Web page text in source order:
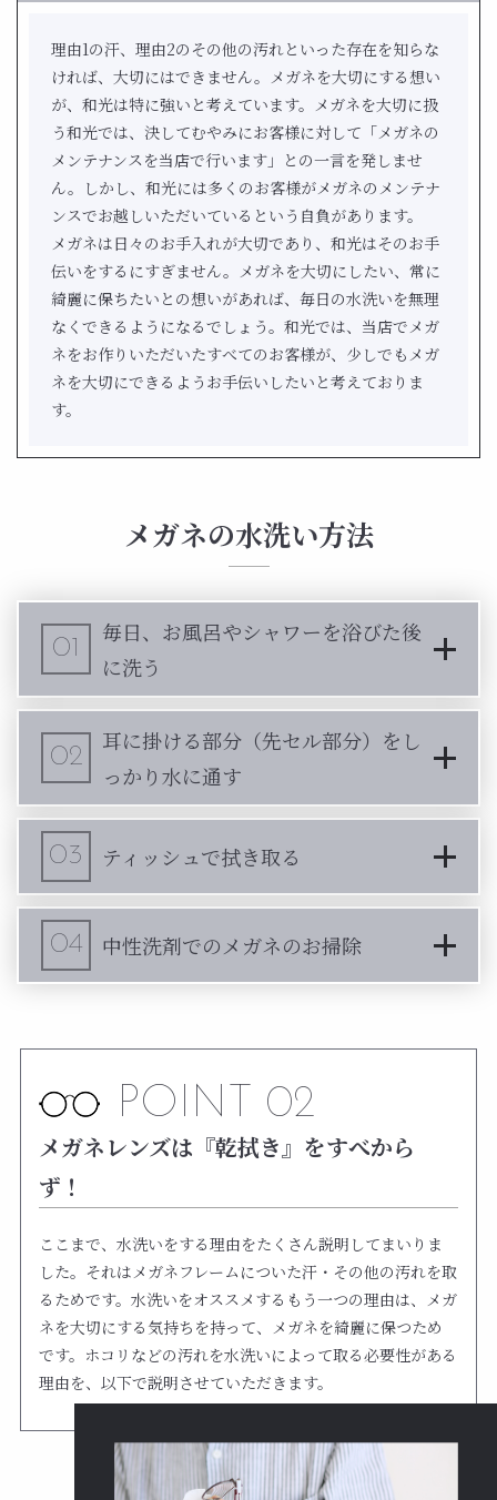
理由1の汗、理由2のその他の汚れといった存在を知らな
ければ、大切にはできません。メガネを大切にする想い
が、和光は特に強いと考えています。メガネを大切に扱
う和光では、決してむやみにお客様に対して「メガネの
メンテナンスを当店で行います」との一言を発しませ
ん。しかし、和光には多くのお客様がメガネのメンテナ
ンスでお越しいただいているという自負があります。
メガネは日々のお手入れが大切であり、和光はそのお手
伝いをするにすぎません。メガネを大切にしたい、常に
綺麗に保ちたいとの想いがあれば、毎日の水洗いを無理
なくできるようになるでしょう。和光では、当店でメガ
ネをお作りいただいたすべてのお客様が、少しでもメガ
ネを大切にできるようお手伝いしたいと考えておりま
す。
メガネの水洗い方法
01
毎日、お風呂やシャワーを浴びた後
に洗う
02
耳に掛ける部分（先セル部分）をし
っかり水に通す
03 ティッシュで拭き取る
04 中性洗剤でのメガネのお掃除
POINT 02
メガネレンズは『乾拭き』をすべから
ず！
ここまで、水洗いをする理由をたくさん説明してまいりま
した。それはメガネフレームについた汗・その他の汚れを取
るためです。水洗いをオススメするもう一つの理由は、メガ
ネを大切にする気持ちを持って、メガネを綺麗に保つため
です。ホコリなどの汚れを水洗いによって取る必要性がある
理由を、以下で説明させていただきます。